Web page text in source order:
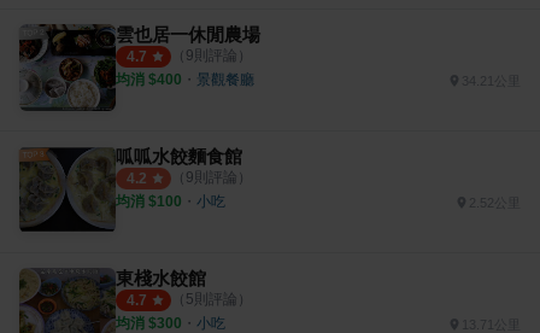
雲也居一休閒農場
4.7 （ 9則評論）
均消 $400 ・ 景觀餐廳 34.21公里
呱呱水餃麵食館
4.2 （ 9則評論）
均消 $100 ・ 小吃 2.52公里
東棧水餃館
4.7 （ 5則評論）
均消 $300 ・ 小吃